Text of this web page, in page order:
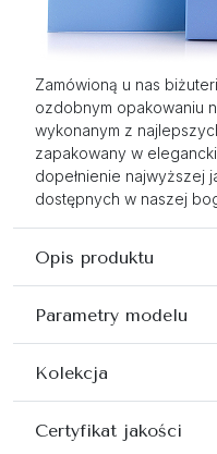
Zamówioną u nas
ozdobnym opakowaniu
wykonanym z
zapakowany w
dopełnienie najwyższej
dostępnych w naszej
Opis produktu
Parametry modelu
Kolekcja
Certyfikat jakości